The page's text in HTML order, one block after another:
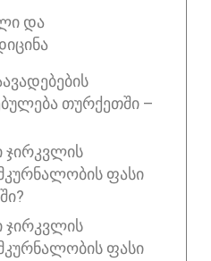
ᲓᲐ
ᲗᲣᲠᲥᲔᲗᲨᲘ –
ჯირკვლის
ფასი
ჯირკვლის
ფასი